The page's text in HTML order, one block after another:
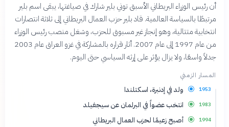
أن رئيس الوزراء البريطاني الأسبق توني بلير شارك في صياغتها، يبقى اسم بلير
مرتبطًا بالسياسة العالمية. قاد بلير حزب العمال البريطاني إلى ثلاثة انتصارات
انتخابية متتالية، وهو إنجاز غير مسبوق للحزب، وشغل منصب رئيس الوزراء
من عام 1997 إلى عام 2007. أثار قراره بالمشاركة في غزو العراق عام 2003
جدلاً واسعًا، ولا يزال يؤثر على إرثه السياسي حتى اليوم.
المسار الزمني
1953 ولد في إدنبرة، اسكتلندا
1983 انتخب عضواً في البرلمان عن سيجفيلد
1994 أصبح زعيمًا لحزب العمال البريطاني